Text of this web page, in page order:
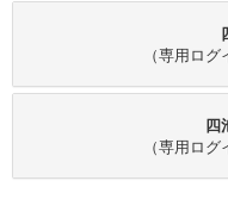
（専用ロ
四
（専用ロ